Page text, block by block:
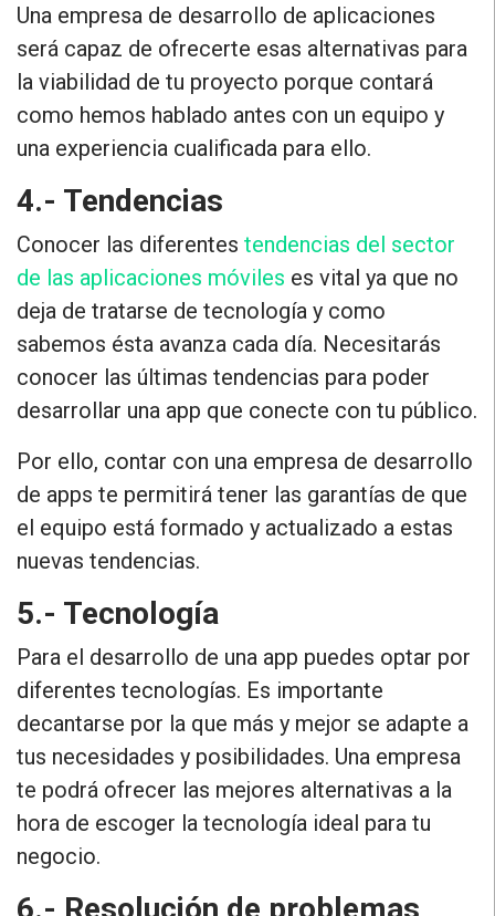
Una empresa de desarrollo de aplicaciones
será capaz de ofrecerte esas alternativas para
la viabilidad de tu proyecto porque contará
como hemos hablado antes con un equipo y
una experiencia cualificada para ello.
4.- Tendencias
Conocer las diferentes tendencias del sector
de las aplicaciones móviles es vital ya que no
deja de tratarse de tecnología y como
sabemos ésta avanza cada día. Necesitarás
conocer las últimas tendencias para poder
desarrollar una app que conecte con tu público.
Por ello, contar con una empresa de desarrollo
de apps te permitirá tener las garantías de que
el equipo está formado y actualizado a estas
nuevas tendencias.
5.- Tecnología
Para el desarrollo de una app puedes optar por
diferentes tecnologías. Es importante
decantarse por la que más y mejor se adapte a
tus necesidades y posibilidades. Una empresa
te podrá ofrecer las mejores alternativas a la
hora de escoger la tecnología ideal para tu
negocio.
6.- Resolución de problemas